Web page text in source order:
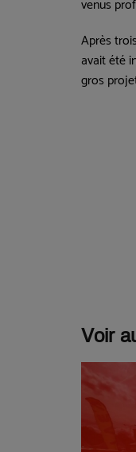
venus
Après
avait été
gros
Voir